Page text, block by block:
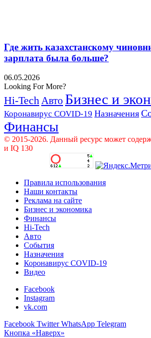
Где жить казахстанскому
зарплата была больше?
06.05.2026
Looking For More?
Hi-Tech Авто Бизнес и
Коронавирус COVID-19 Назначения
Финансы
© 2015-2026. Данный ресурс может
и IQ 130
Правила использования
Наши контакты
Реклама на сайте
Бизнес и экономика
Финансы
Hi-Tech
Авто
События
Назначения
Коронавирус COVID-19
Видео
Facebook
Instagram
vk.com
Facebook Twitter WhatsApp Telegram
Кнопка «Наверх»